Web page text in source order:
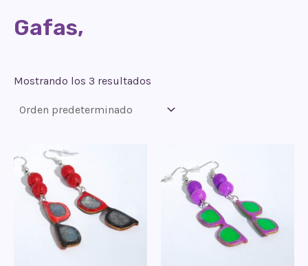
Gafas,
Mostrando los 3 resultados